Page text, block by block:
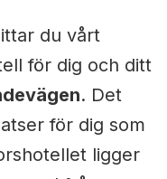
du vårt
för dig och ditt
. Det
för dig som
ligger